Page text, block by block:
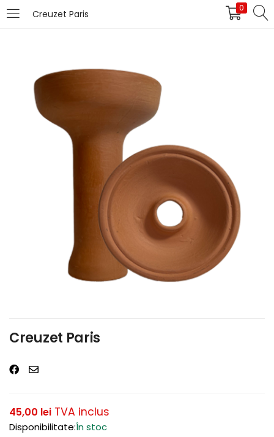
Creuzet Paris 0
LOGIN
Introduceți numele de utilizator și parola pentru
autentificare.
Îți amintești de mine Pierdut parola?
Creuzet Paris
45,00 lei TVA inclus
Disponibilitate:În stoc